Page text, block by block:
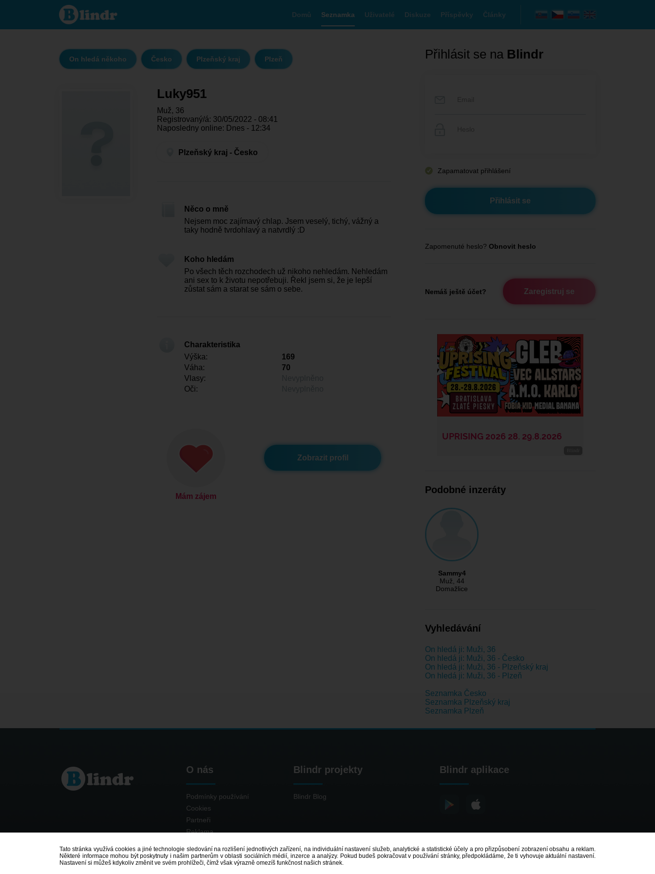
Luky951
- On
hledá
Plzeň
Domů Seznamka Uživatelé Diskuze Příspěvky Články
On hledá někoho Česko Plzeňský kraj Plzeň
Luky951
Muž, 36
Registrovaný/á: 30/05/2022 - 08:41
Naposledny online: Dnes - 12:34
Plzeňský kraj - Česko
Něco o mně
Nejsem moc zajímavý chlap. Jsem veselý, tichý, vážný a
taky hodně tvrdohlavý a natvrdlý :D
Koho hledám
Po všech těch rozchodech už nikoho nehledám. Nehledám
ani sex to k životu nepotřebuji. Řekl jsem si, že je lepší
zůstat sám a starat se sám o sebe.
Charakteristika
Výška:
169
Váha:
70
Vlasy:
Oči:
Mám zájem
Zobrazit profil
Přihlásit se na Blindr
Zapamatovat přihlášení
Zapomenuté heslo? Obnovit heslo
Nemáš ještě účet? Zaregistruj se
Podobné inzeráty
Sammy4
Muž, 44
Domažlice
Vyhledávání
On hledá ji: Muži, 36
On hledá ji: Muži, 36 - Česko
On hledá ji: Muži, 36 - Plzeňský kraj
On hledá ji: Muži, 36 - Plzeň
Seznamka Česko
Seznamka Plzeňský kraj
Seznamka Plzeň
O nás
Podmínky používání
Cookies
Partneři
Reklama
Blindr projekty
Blindr Blog
Blindr aplikace
Tato stránka využívá cookies a jiné technologie sledování na rozlišení jednotlivých zařízení, na individuální nastavení služeb, analytické a statistické účely a pro přizpůsobení zobrazení obsahu a reklam.
Některé informace mohou být poskytnuty i našim partnerům v oblasti sociálních médií, inzerce a analýzy. Pokud budeš pokračovat v používání stránky, předpokládáme, že ti vyhovuje aktuální nastavení.
Nastavení si můžeš kdykoliv změnit ve svém prohlížeči, čímž však výrazně omezíš funkčnost našich stránek.